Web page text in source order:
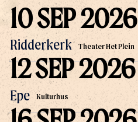
Ridderkerk Theater Het Plein
10 SEP 2026
Epe Kulturhus
12 SEP 2026